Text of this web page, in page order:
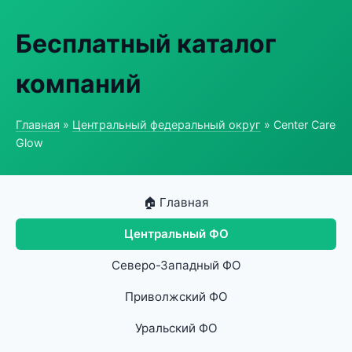
Бесплатный каталог
компаний
Главная » Центральный федеральный округ » Center Care
Glow
🏠 Главная
Центральный ФО
Северо-Западный ФО
Приволжский ФО
Уральский ФО